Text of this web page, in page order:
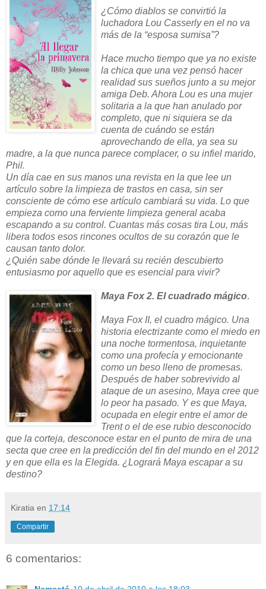
¿Cómo diablos se convirtió la
luchadora Lou Casserly en el no va
más de la “esposa sumisa”?
Hace mucho tiempo que ya no existe
la chica que una vez pensó hacer
realidad sus sueños junto a su mejor
amiga Deb. Ahora Lou es una mujer
solitaria a la que han anulado por
completo, que ni siquiera se da
cuenta de cuándo se están
aprovechando de ella, ya sea su
madre, a la que nunca parece complacer, o su infiel marido,
Phil.
Un día cae en sus manos una revista en la que lee un
artículo sobre la limpieza de trastos en casa, sin ser
consciente de cómo ese artículo cambiará su vida. Lo que
empieza como una ferviente limpieza general acaba
escapando a su control. Cuantas más cosas tira Lou, más
libera todos esos rincones ocultos de su corazón que le
causan tanto dolor.
¿Quién sabe dónde le llevará su recién descubierto
entusiasmo por aquello que es esencial para vivir?
Maya Fox 2. El cuadrado mágico.
Maya Fox II, el cuadro mágico. Una
historia electrizante como el miedo en
una noche tormentosa, inquietante
como una profecía y emocionante
como un beso lleno de promesas.
Después de haber sobrevivido al
ataque de un asesino, Maya cree que
lo peor ha pasado. Y es que Maya,
ocupada en elegir entre el amor de
Trent o el de ese rubio desconocido
que la corteja, desconoce estar en el punto de mira de una
secta que cree en la predicción del fin del mundo en el 2012
y en que ella es la Elegida. ¿Logrará Maya escapar a su
destino?
Kiratia en 17:14
Compartir
6 comentarios: